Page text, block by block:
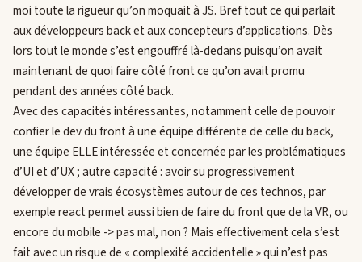
moi toute la rigueur qu’on moquait à JS. Bref tout ce qui parlait
aux développeurs back et aux concepteurs d’applications. Dès
lors tout le monde s’est engouffré là-dedans puisqu’on avait
maintenant de quoi faire côté front ce qu’on avait promu
pendant des années côté back.
Avec des capacités intéressantes, notamment celle de pouvoir
confier le dev du front à une équipe différente de celle du back,
une équipe ELLE intéressée et concernée par les problématiques
d’UI et d’UX ; autre capacité : avoir su progressivement
développer de vrais écosystèmes autour de ces technos, par
exemple react permet aussi bien de faire du front que de la VR, ou
encore du mobile -> pas mal, non ? Mais effectivement cela s’est
fait avec un risque de « complexité accidentelle » qui n’est pas